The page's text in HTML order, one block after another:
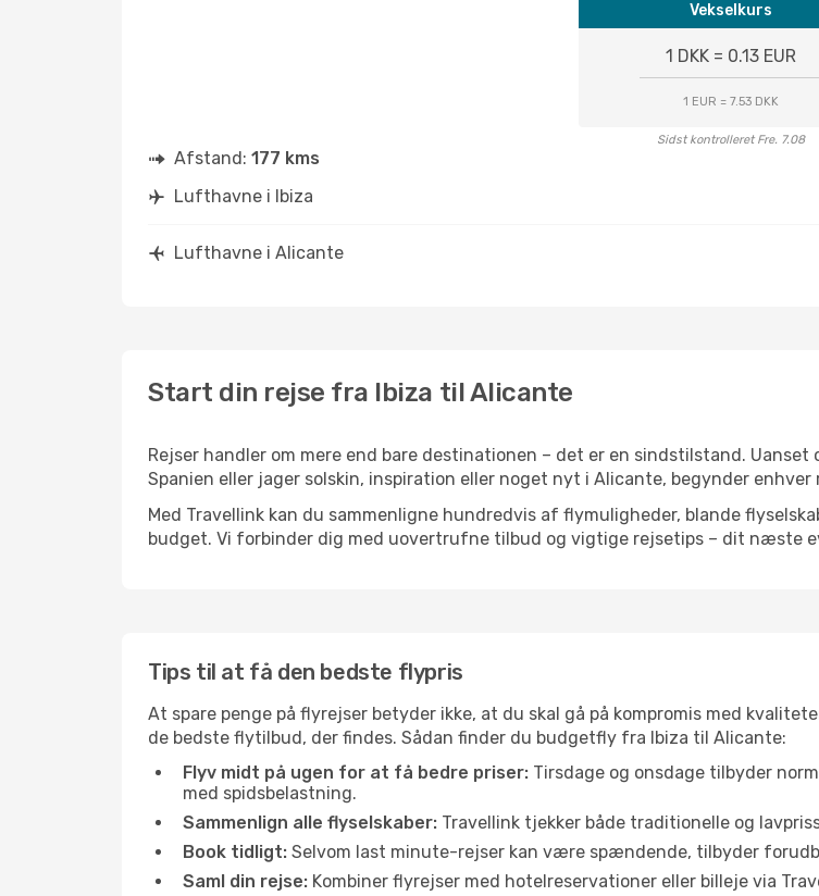
Vekselkurs
1 DKK = 0.13 EUR
1 EUR = 7.53 DKK
Sidst kontrolleret Fre. 7.08
Afstand: 177 kms
Lufthavne i Ibiza
Lufthavne i Alicante
Start din rejse fra Ibiza til Alicante
Rejser handler om mere end bare destinationen – det er en sindstilstand.
Spanien eller jager solskin, inspiration eller noget nyt i Alicante, begynder enhver
Med Travellink kan du sammenligne hundredvis af flymuligheder, blande
budget. Vi forbinder dig med uovertrufne tilbud og vigtige rejsetips – dit næste
Tips til at få den bedste flypris
At spare penge på flyrejser betyder ikke, at du skal gå på kompromis med
de bedste flytilbud, der findes. Sådan finder du budgetfly fra Ibiza til Alicante:
Flyv midt på ugen for at få bedre priser: Tirsdage og onsdage tilbyder
med spidsbelastning.
Sammenlign alle flyselskaber: Travellink tjekker både traditionelle og
Book tidligt: Selvom last minute-rejser kan være spændende, tilbyder
Saml din rejse: Kombiner flyrejser med hotelreservationer eller billeje via